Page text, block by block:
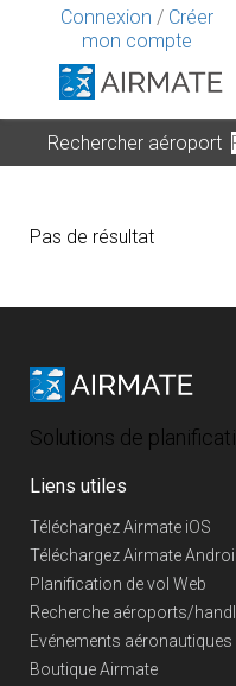
Connexion / Créer
mon compte
Rechercher aéroport
Pas de résultat
Solutions de
Liens utiles
Téléchargez Airmate iOS
Téléchargez Airmate
Planification de vol Web
Recherche aéroports/
Evénements aéronautiques
Boutique Airmate